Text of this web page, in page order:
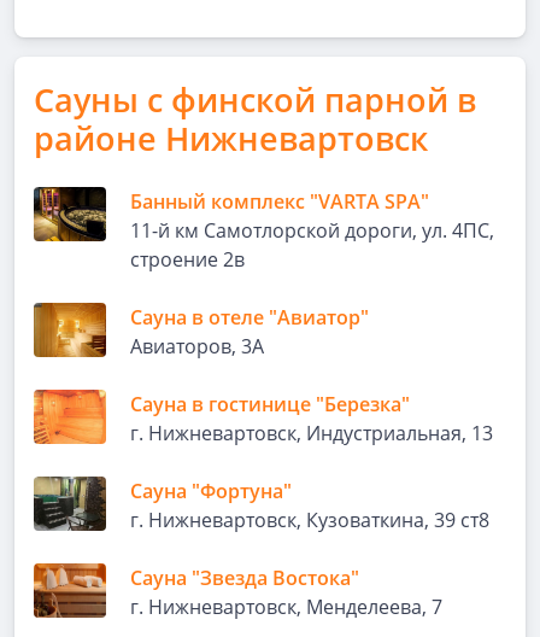
Сауны с финской парной в
районе Нижневартовск
Банный комплекс "VARTA SPA"
11-й км Самотлорской дороги, ул. 4ПС,
строение 2в
Сауна в отеле "Авиатор"
Авиаторов, 3А
Сауна в гостинице "Березка"
г. Нижневартовск, Индустриальная, 13
Сауна "Фортуна"
г. Нижневартовск, Кузоваткина, 39 ст8
Сауна "Звезда Востока"
г. Нижневартовск, Менделеева, 7